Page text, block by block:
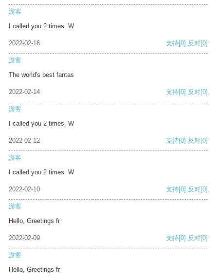
游客
I called you 2 times. W
2022-02-16 支持[0] 反对[0]
游客
The world's best fantas
2022-02-14 支持[0] 反对[0]
游客
I called you 2 times. W
2022-02-12 支持[0] 反对[0]
游客
I called you 2 times. W
2022-02-10 支持[0] 反对[0]
游客
Hello, Greetings fr
2022-02-09 支持[0] 反对[0]
游客
Hello, Greetings fr